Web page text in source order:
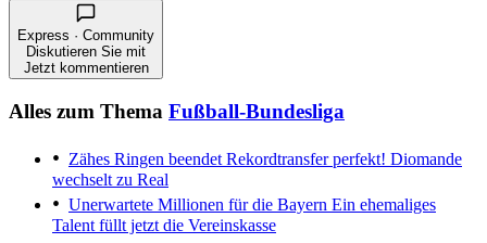
Express · Community
Diskutieren Sie mit
Jetzt kommentieren
Alles zum Thema Fußball-Bundesliga
Zähes Ringen beendet Rekordtransfer perfekt! Diomande
wechselt zu Real
Unerwartete Millionen für die Bayern Ein ehemaliges
Talent füllt jetzt die Vereinskasse